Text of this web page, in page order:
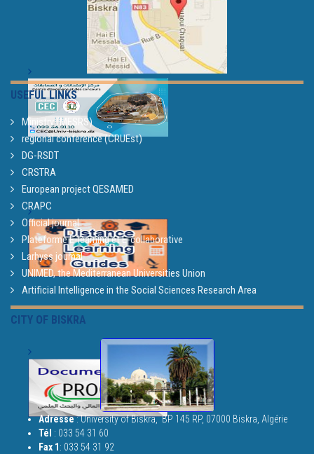
USEFUL LINKS
Ministry (MESRS)
regional conference (CRUEst)
DG-RSDT
CRSTRA
European project QESAMED
CRAPC
Official journal
Plateforme E-learning et E-collaborative
Larhyss journal
UNIMED, the Mediterranean Universities Union
Artificial Intelligence in the Social Sciences Research Area
CITY OF BISKRA
Adresse: University of Biskra,BP 145 RP, 07000 Biskra, Algérie
Tél : 033 54 31 60
Fax 1: 033 54 31 92